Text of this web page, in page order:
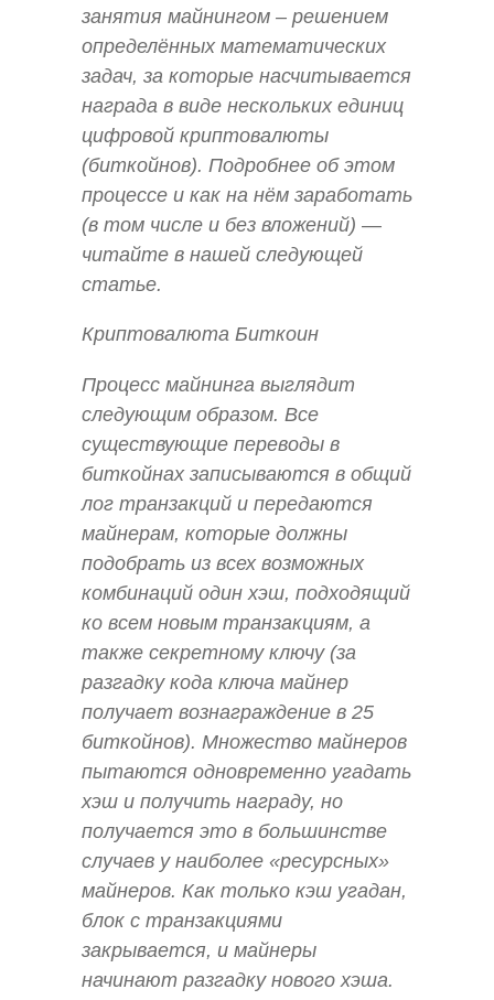
занятия майнингом – решением
определённых математических
задач, за которые насчитывается
награда в виде нескольких единиц
цифровой криптовалюты
(биткойнов). Подробнее об этом
процессе и как на нём заработать
(в том числе и без вложений) —
читайте в нашей следующей
статье.
Криптовалюта Биткоин
Процесс майнинга выглядит
следующим образом. Все
существующие переводы в
биткойнах записываются в общий
лог транзакций и передаются
майнерам, которые должны
подобрать из всех возможных
комбинаций один хэш, подходящий
ко всем новым транзакциям, а
также секретному ключу (за
разгадку кода ключа майнер
получает вознаграждение в 25
биткойнов). Множество майнеров
пытаются одновременно угадать
хэш и получить награду, но
получается это в большинстве
случаев у наиболее «ресурсных»
майнеров. Как только кэш угадан,
блок с транзакциями
закрывается, и майнеры
начинают разгадку нового хэша.